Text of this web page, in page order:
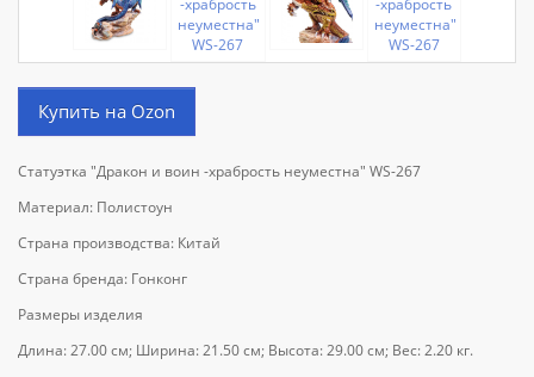
Купить на Ozon
Статуэтка "Дракон и воин -храбрость неуместна" WS-267
Материал: Полистоун
Страна производства: Китай
Страна бренда: Гонконг
Размеры изделия
Длина: 27.00 см; Ширина: 21.50 см; Высота: 29.00 см; Вес: 2.20 кг.